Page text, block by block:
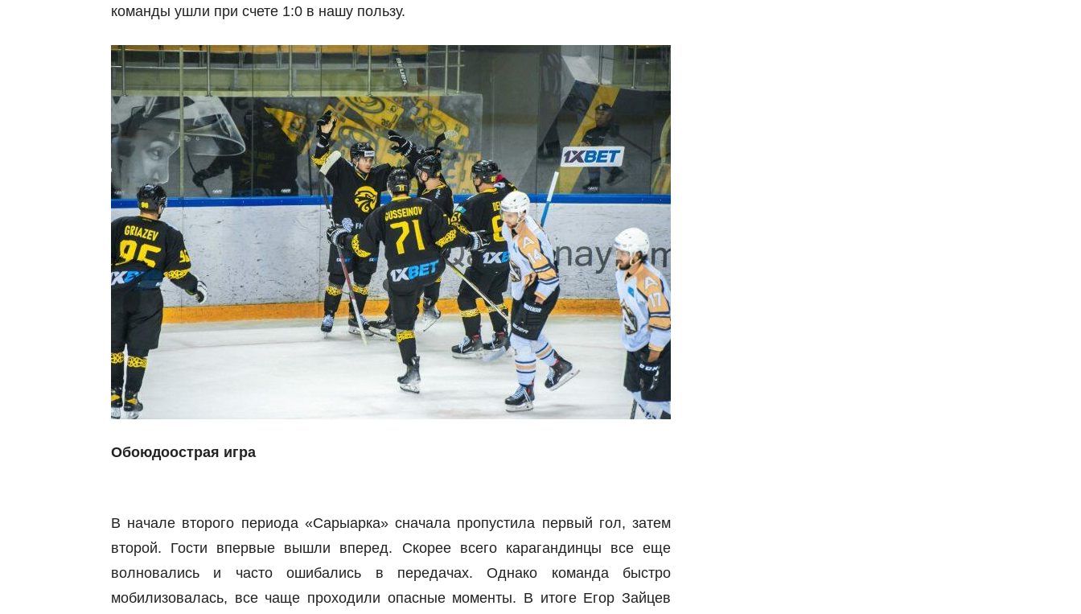
команды ушли при счете 1:0 в нашу пользу.
Обоюдоострая игра
В начале второго периода «Сарыарка» сначала пропустила первый гол, затем
второй. Гости впервые вышли вперед. Скорее всего карагандинцы все еще
волновались и часто ошибались в передачах. Однако команда быстро
мобилизовалась, все чаще проходили опасные моменты. В итоге Егор Зайцев